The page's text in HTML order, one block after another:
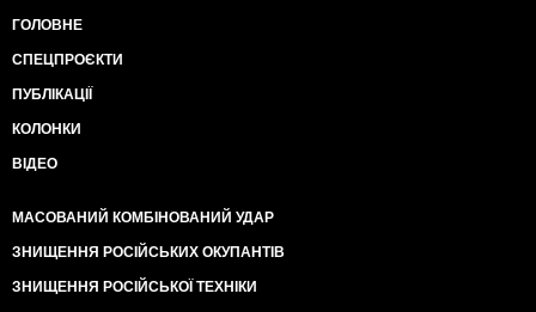
ГОЛОВНЕ
СПЕЦПРОЄКТИ
ПУБЛІКАЦІЇ
КОЛОНКИ
ВІДЕО
МАСОВАНИЙ КОМБІНОВАНИЙ УДАР
ЗНИЩЕННЯ РОСІЙСЬКИХ ОКУПАНТІВ
ЗНИЩЕННЯ РОСІЙСЬКОЇ ТЕХНІКИ